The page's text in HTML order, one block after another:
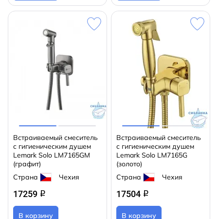
Встраиваемый смеситель
с гигиеническим душем
Lemark Solo LM7165GM
(графит)
Страна
Чехия
17259 q
В корзину
Встраиваемый смеситель
с гигиеническим душем
Lemark Solo LM7165G
(золото)
Страна
Чехия
17504 q
В корзину